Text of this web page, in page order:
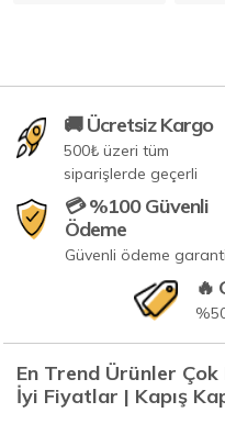
🚚 Ücretsiz Kargo
500₺ üzeri tüm
siparişlerde geçerli
💳 %100 Güvenli
Ödeme
Güvenli ödeme
🔥
En Trend Ürünler
İyi Fiyatlar | Kapış